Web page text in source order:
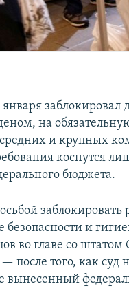
заблокировал
на
средних и крупных
коснутся
бюджета.
и
во главе со
после того, как
вынесенный